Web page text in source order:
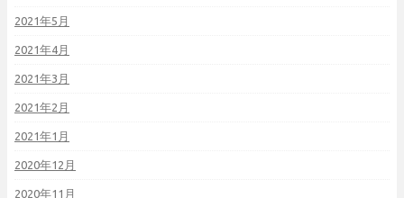
2021年5月
2021年4月
2021年3月
2021年2月
2021年1月
2020年12月
2020年11月